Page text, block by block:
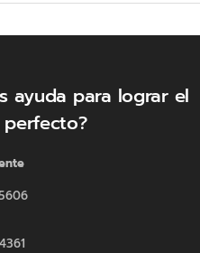
ayuda para lograr el